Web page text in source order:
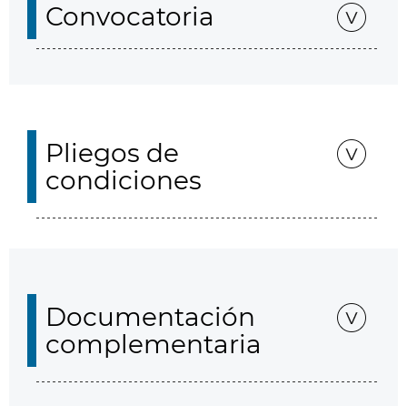
Convocatoria
Pliegos de
condiciones
Documentación
complementaria